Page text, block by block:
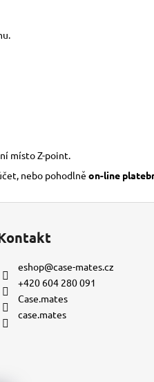
místo Z-point.
nebo pohodlně on-line
eshop@case-mates.cz
+420 604 280 091
Case.mates
case.mates